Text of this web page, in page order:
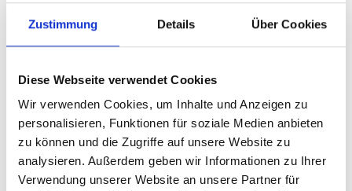
Zustimmung Details Über Cookies
Diese Webseite verwendet Cookies
Wir verwenden Cookies, um Inhalte und Anzeigen zu
personalisieren, Funktionen für soziale Medien anbieten
zu können und die Zugriffe auf unsere Website zu
analysieren. Außerdem geben wir Informationen zu Ihrer
Verwendung unserer Website an unsere Partner für
Schenkellänge und Windungszahl individuell anzupassen,
lassen sich Drehmoment und Kennlinienverlauf exakt auf
abstimmen. Die brandgroup fertigt Schenkelfedern sowohl
alsSerienbauteile in großen Stückzahlenals auch als
kundenspezifische Sonderausführungen – jeweils mit
reproduzierbarer Qualität und einer Kennlinienstabilität, die
auch über hohe Lastwechselzahlen erhalten
bleibt. Ergänzend fertigen wir für Sie